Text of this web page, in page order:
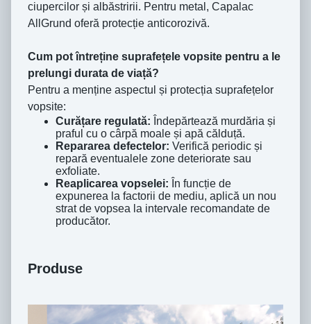
ciupercilor și albăstririi. Pentru metal, Capalac
AllGrund oferă protecție anticorozivă.
Cum pot întreține suprafețele vopsite pentru a le
prelungi durata de viață?
Pentru a menține aspectul și protecția suprafețelor
vopsite:
Curățare regulată: Îndepărtează murdăria și
praful cu o cârpă moale și apă călduță.
Repararea defectelor: Verifică periodic și
repară eventualele zone deteriorate sau
exfoliate.
Reaplicarea vopselei: În funcție de
expunerea la factorii de mediu, aplică un nou
strat de vopsea la intervale recomandate de
producător.
Produse